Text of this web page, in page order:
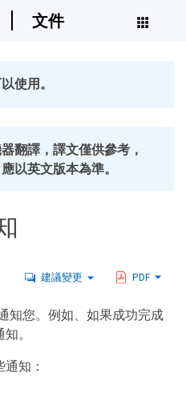
文件
使用。
翻譯，譯文僅供參考，
以英文版本為準。
建議變更 PDF
知您。例如、如果成功完成
。
知：